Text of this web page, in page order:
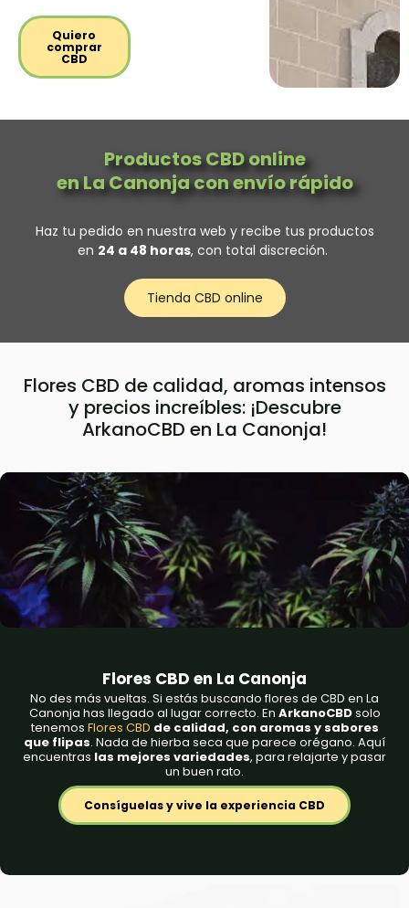
Quiero
comprar
CBD
Productos CBD online
en La Canonja con envío rápido
Haz tu pedido en nuestra web y recibe tus productos
en 24 a 48 horas, con total discreción.
Tienda CBD online
Flores CBD de calidad, aromas intensos
y precios increíbles: ¡Descubre
ArkanoCBD en La Canonja!
Flores CBD en La Canonja
No des más vueltas. Si estás buscando flores de CBD en La
Canonja has llegado al lugar correcto. En ArkanoCBDsolo
tenemos Flores CBD de calidad, con aromas y sabores
que flipas. Nada de hierba seca que parece orégano. Aquí
encuentras las mejores variedades, para relajarte y pasar
un buen rato.
Consíguelas y vive la experiencia CBD